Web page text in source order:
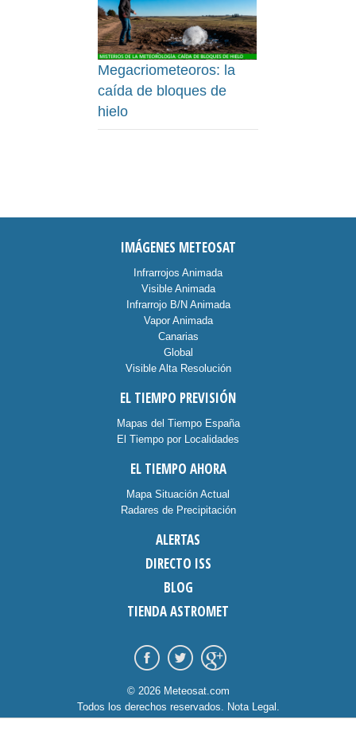
Megacriometeoros: la
caída de bloques de
hielo
IMÁGENES METEOSAT
Infrarrojos Animada
Visible Animada
Infrarrojo B/N Animada
Vapor Animada
Canarias
Global
Visible Alta Resolución
EL TIEMPO PREVISIÓN
Mapas del Tiempo España
El Tiempo por Localidades
EL TIEMPO AHORA
Mapa Situación Actual
Radares de Precipitación
ALERTAS
DIRECTO ISS
BLOG
TIENDA ASTROMET
© 2026 Meteosat.com
Todos los derechos reservados. Nota Legal .